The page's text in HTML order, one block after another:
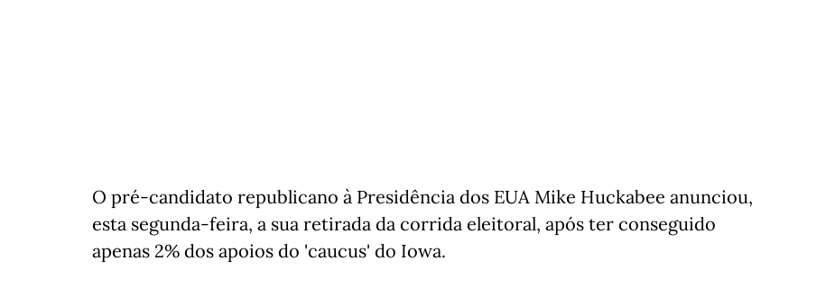
O pré-candidato republicano à Presidência dos EUA Mike Huckabee anunciou,
esta segunda-feira, a sua retirada da corrida eleitoral, após ter conseguido
apenas 2% dos apoios do 'caucus' do Iowa.